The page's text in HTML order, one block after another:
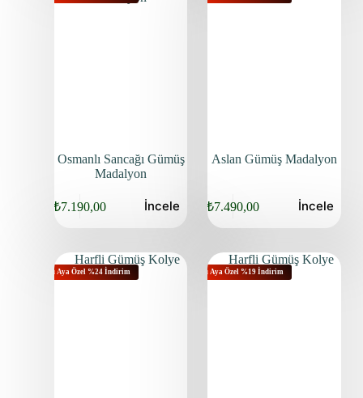
Osmanlı Sancağı Gümüş
Madalyon
₺7.190,00 İncele
Aslan Gümüş Madalyon
₺7.490,00 İncele
Bu Aya Özel %24 İndirim Bu Aya Özel %19 İndirim